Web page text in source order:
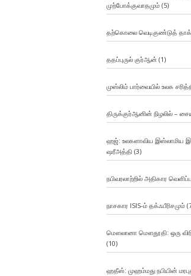
முற்போக்குவாதமும்(5)
தற்கொலை வெடிகுண்டுத்
ததப்புருல் குர்ஆன் (1)
முஸ்லிம் பார்வையில் உலக
திருக்குர்ஆனின் நிழலில் –
ஹஜ்: உலகளாவிய இஸ்லாமிய
ஷரீஅத்தி (3)
நபிவரலாற்றில் அதிகார
நாசகார ISIS-ம் தக்ஃபீரிசமும்
மௌலானா மௌதூதி: ஒரு
(10)
ஹதீஸ்: முஹம்மது நபியின்